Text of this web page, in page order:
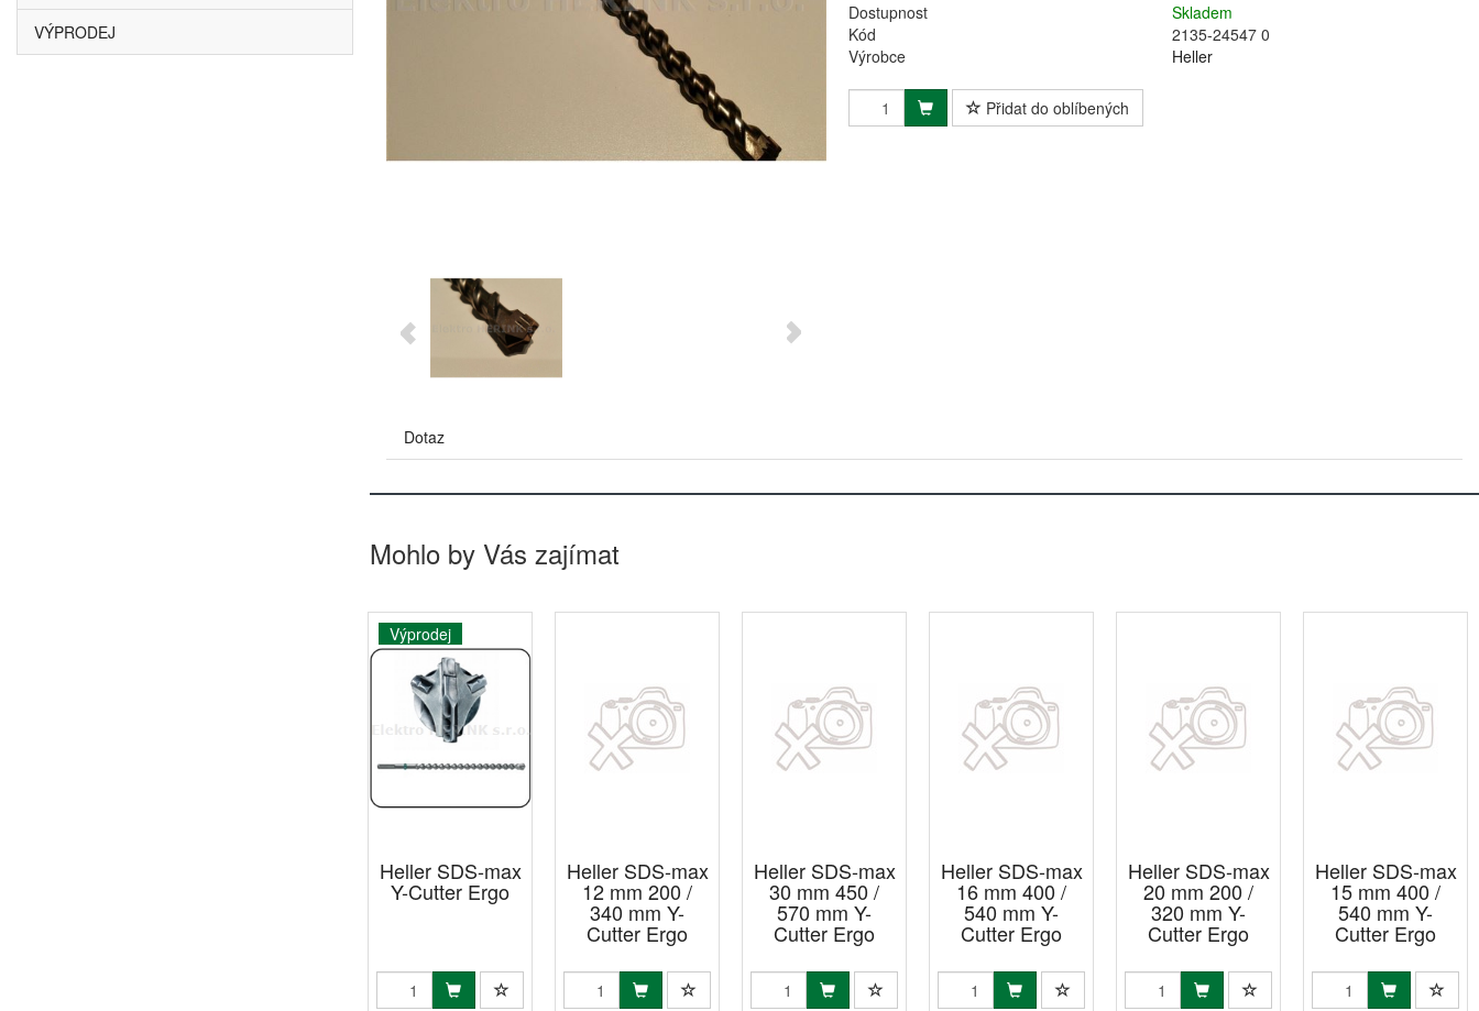
VÝPRODEJ
Dostupnost
Skladem
Kód
2135-24547 0
Výrobce
Heller
Přidat do oblíbených
Dotaz
Mohlo by Vás zajímat
Výprodej
Heller SDS-max
Y-Cutter Ergo
Heller SDS-max
12 mm 200 /
340 mm Y-
Cutter Ergo
Heller SDS-max
30 mm 450 /
570 mm Y-
Cutter Ergo
Heller SDS-max
16 mm 400 /
540 mm Y-
Cutter Ergo
Heller SDS-max
20 mm 200 /
320 mm Y-
Cutter Ergo
Heller SDS-max
15 mm 400 /
540 mm Y-
Cutter Ergo